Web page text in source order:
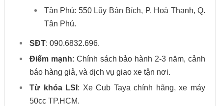
Tân Phú: 550 Lũy Bán Bích, P. Hoà Thạnh, Q.
Tân Phú.
SĐT: 090.6832.696.
Điểm mạnh: Chính sách bảo hành 2-3 năm, cảnh
báo hàng giả, và dịch vụ giao xe tận nơi.
Từ khóa LSI : Xe Cub Taya chính hãng, xe máy
50cc TP.HCM.